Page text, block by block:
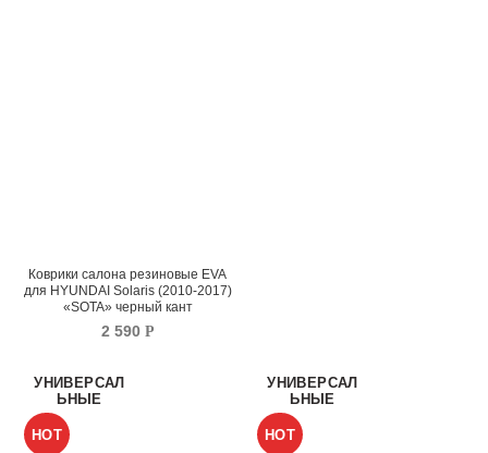
Коврики салона резиновые EVA
для HYUNDAI Solaris (2010-2017)
«SOTA» черный кант
2 590 Р
HOT
УНИВЕРСАЛ
ЬНЫЕ
HOT
УНИВЕРСАЛ
ЬНЫЕ